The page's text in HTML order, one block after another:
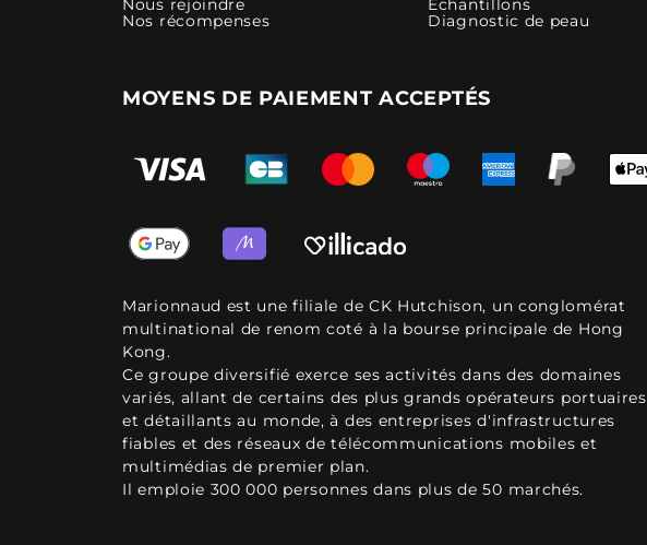
Nos récompenses
Diagnostic de peau
MOYENS DE PAIEMENT ACCEPTÉS
Marionnaud est une filiale de CK Hutchison, un conglomérat
multinational de renom coté à la bourse principale de Hong
Kong.
Ce groupe diversifié exerce ses activités dans des domaines
variés, allant de certains des plus grands opérateurs portuaires
et détaillants au monde, à des entreprises d'infrastructures
fiables et des réseaux de télécommunications mobiles et
multimédias de premier plan.
Il emploie 300 000 personnes dans plus de 50 marchés.